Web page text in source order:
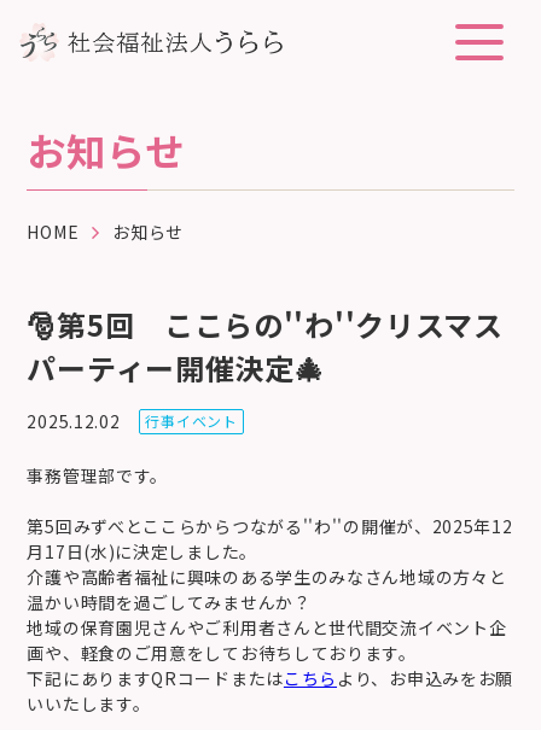
お知らせ
HOME お知らせ
🎅第5回 ここらの''わ''クリスマス
パーティー開催決定🎄
2025.12.02 行事イベント
事務管理部です。
第5回みずべとここらからつながる''わ''の開催が、2025年12
月17日(水)に決定しました。
介護や高齢者福祉に興味のある学生のみなさん地域の方々と
温かい時間を過ごしてみませんか？
地域の保育園児さんやご利用者さんと世代間交流イベント企
画や、軽食のご用意をしてお待ちしております。
下記にありますQRコードまたはこちら より、お申込みをお願
いいたします。